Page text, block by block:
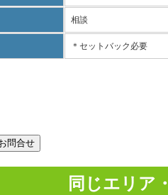
相談
＊セットバック必要
同じエリア